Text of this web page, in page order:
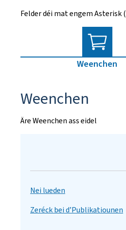
Felder déi mat engem Asterisk (
Weenchen
Weenchen
Äre Weenchen ass eidel